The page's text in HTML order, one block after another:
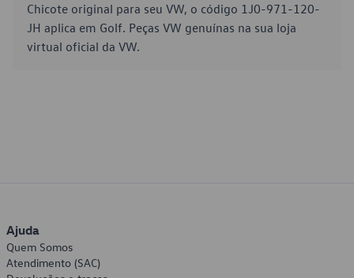
Chicote original para seu VW, o código 1J0-971-120-
JH aplica em Golf. Peças VW genuínas na sua loja
virtual oficial da VW.
Ajuda
Quem Somos
Atendimento (SAC)